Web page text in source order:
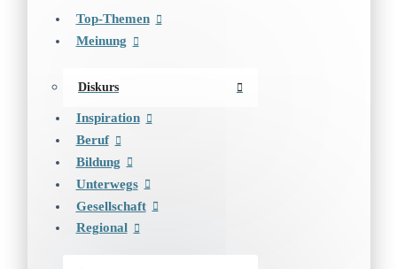
Top-Themen
Meinung
Diskurs
Inspiration
Beruf
Bildung
Unterwegs
Gesellschaft
Regional